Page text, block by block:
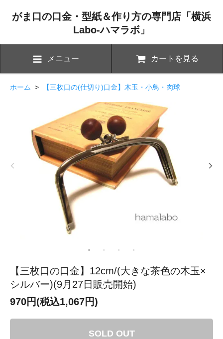
がま口の口金・型紙＆作り方の専門店「横浜
Labo-ハマラボ」
メニュー カートを見る
ホーム > 【三枚口の(仕切り)口金】木玉・小鳥・肉球
【三枚口の口金】12cm/(大きな茶色の木玉×
シルバー)(9月27日販売開始)
970円(税込1,067円)
SOLD OUT